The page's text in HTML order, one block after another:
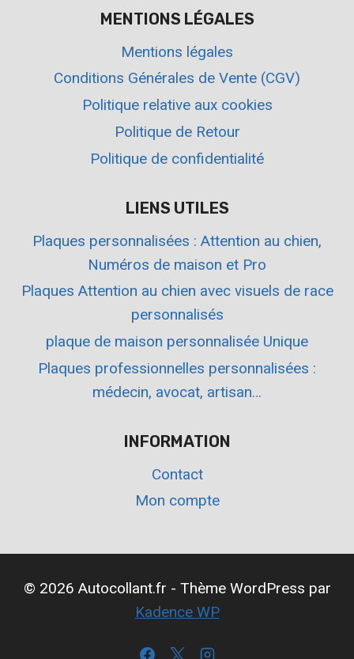
MENTIONS LÉGALES
Mentions légales
Conditions Générales de Vente (CGV)
Politique relative aux cookies
Politique de Retour
Politique de confidentialité
LIENS UTILES
Plaques personnalisées : Attention au chien,
Numéros de maison et Pro
Plaques Attention au chien avec visuels de race
personnalisés
plaque de maison personnalisée Unique
Plaques professionnelles personnalisées :
médecin, avocat, artisan…
INFORMATION
Contact
Mon compte
© 2026 Autocollant.fr - Thème WordPress par
Kadence WP